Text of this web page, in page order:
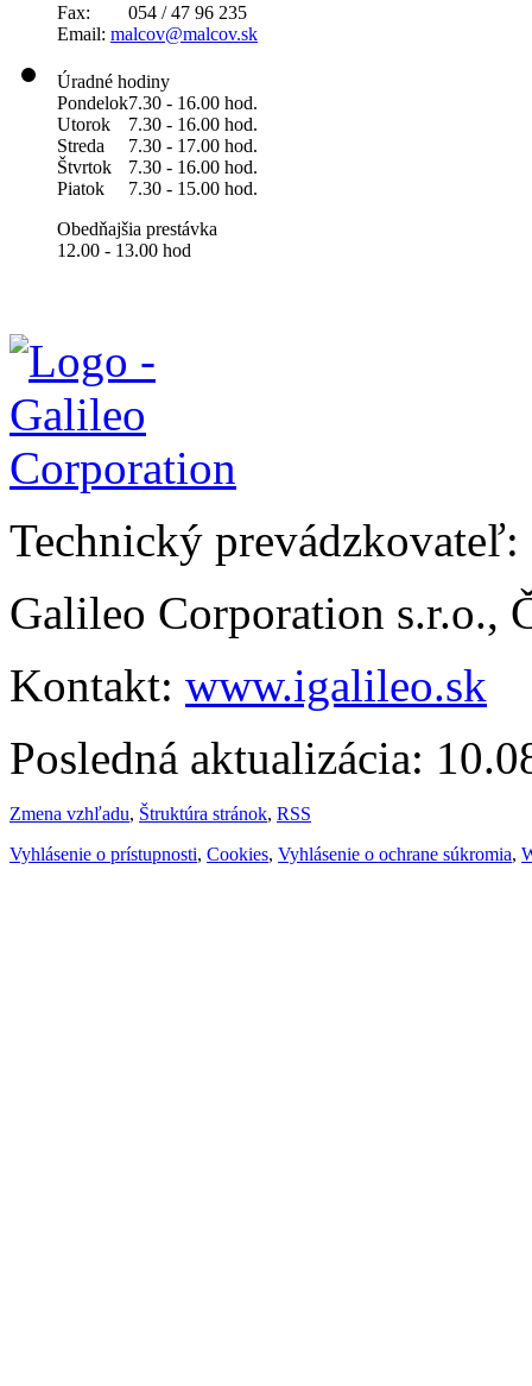
Fax: 054 / 47 96 235
Email: malcov@malcov.sk
Úradné hodiny
Pondelok7.30 - 16.00 hod.
Utorok
7.30 - 16.00 hod.
Streda
7.30 - 17.00 hod.
Štvrtok
7.30 - 16.00 hod.
Piatok
7.30 - 15.00 hod.
Obedňajšia prestávka
12.00 - 13.00 hod
Technický prevádzkovateľ:
Galileo Corporation s.r.o.,
Kontakt: www.igalileo.sk
Posledná aktualizácia:
Zmena vzhľadu, Štruktúra stránok, RSS
Vyhlásenie o prístupnosti, Cookies, Vyhlásenie o ochrane súkromia,